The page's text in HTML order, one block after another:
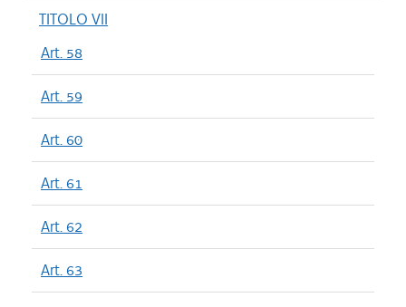
TITOLO VII
Art. 58
Art. 59
Art. 60
Art. 61
Art. 62
Art. 63